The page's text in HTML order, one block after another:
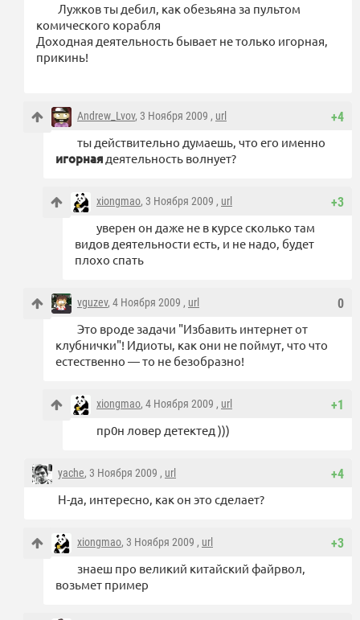
Лужков ты дебил, как обезьяна за пультом
комического корабля
Доходная деятельность бывает не только игорная,
прикинь!
+4
Andrew_Lvov, 3 Ноября 2009 , url
ты действительно думаешь, что его именно
игорная деятельность волнует?
+3
xiongmao, 3 Ноября 2009 , url
уверен он даже не в курсе сколько там
видов деятельности есть, и не надо, будет
плохо спать
0
vguzev, 4 Ноября 2009 , url
Это вроде задачи "Избавить интернет от
клубнички"! Идиоты, как они не поймут, что что
естественно — то не безобразно!
+1
xiongmao, 4 Ноября 2009 , url
пр0н ловер детектед )))
+4
yache, 3 Ноября 2009 , url
Н-да, интересно, как он это сделает?
+3
xiongmao, 3 Ноября 2009 , url
знаеш про великий китайский файрвол,
возьмет пример